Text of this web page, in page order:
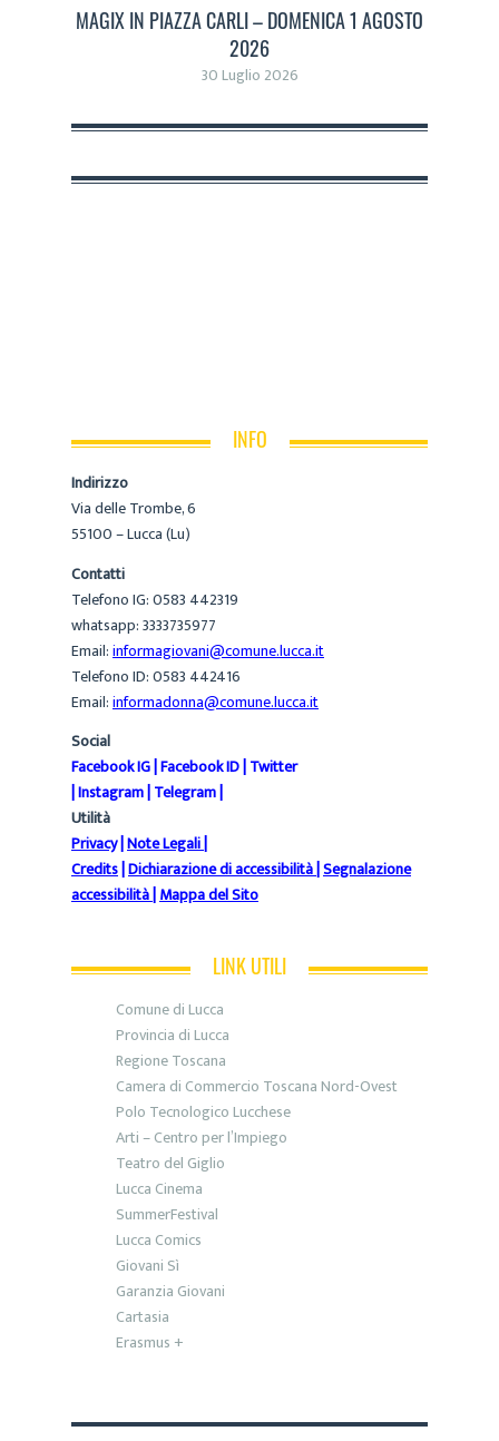
MAGIX IN PIAZZA CARLI – DOMENICA 1 AGOSTO
2026
30 Luglio 2026
INFO
Indirizzo
Via delle Trombe, 6
55100 – Lucca (Lu)
Contatti
Telefono IG: 0583 442319
whatsapp: 3333735977
Email:informagiovani@comune.lucca.it
Telefono ID: 0583 442416
Email:informadonna@comune.lucca.it
Social
Facebook IG|Facebook ID|Twitter
|Instagram|Telegram|
Utilità
Privacy|Note Legali|
Credits|Dichiarazione di accessibilità|Segnalazione
accessibilità|Mappa del Sito
LINK UTILI
Comune di Lucca
Provincia di Lucca
Regione Toscana
Camera di Commercio Toscana Nord-Ovest
Polo Tecnologico Lucchese
Arti – Centro per l’Impiego
Teatro del Giglio
Lucca Cinema
SummerFestival
Lucca Comics
Giovani Sì
Garanzia Giovani
Cartasia
Erasmus +